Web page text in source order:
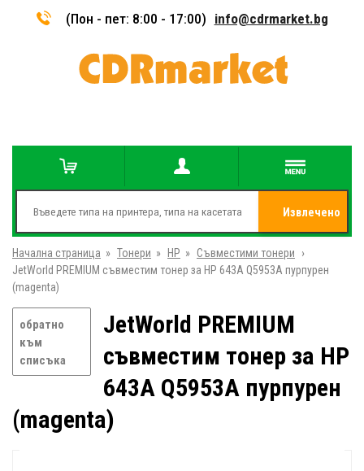
(Пон - пет: 8:00 - 17:00) info@cdrmarket.bg
Извлечено
от
Начална страница » Тонери » HP » Съвместими тонери
»
JetWorld PREMIUM съвместим тонер за HP 643A Q5953A пурпурен
(magenta)
обратно
към
списъка
JetWorld PREMIUM
съвместим тонер за HP
643A Q5953A пурпурен
(magenta)